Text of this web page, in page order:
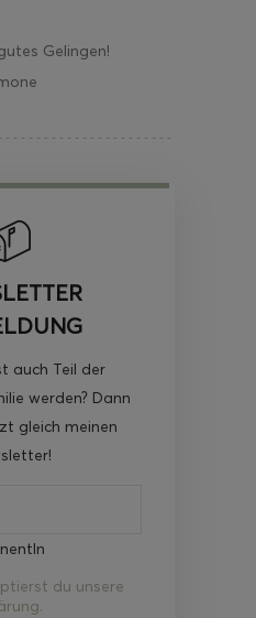
Gelingen!
auch Teil der
werden? Dann
gleich meinen
du unsere